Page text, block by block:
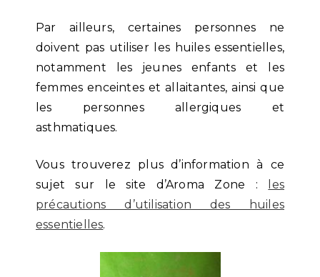
Par ailleurs, certaines personnes ne
doivent pas utiliser les huiles essentielles,
notamment les jeunes enfants et les
femmes enceintes et allaitantes, ainsi que
les personnes allergiques et
asthmatiques.
Vous trouverez plus d’information à ce
sujet sur le site d’Aroma Zone :
les
précautions d’utilisation des huiles
essentielles.